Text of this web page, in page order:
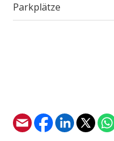
Parkplätze